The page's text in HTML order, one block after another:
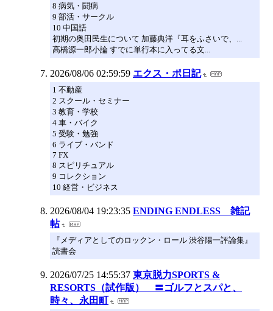
8 病気・闘病
9 部活・サークル
10 中国語
初期の奥田民生について 加藤典洋『耳をふさいで、...
高橋源一郎小論 すでに単行本に入ってる文...
2026/08/06 02:59:59 エクス・ポ日記
1 不動産
2 スクール・セミナー
3 教育・学校
4 車・バイク
5 受験・勉強
6 ライブ・バンド
7 FX
8 スピリチュアル
9 コレクション
10 経営・ビジネス
2026/08/04 19:23:35 ENDING ENDLESS 雑記
帖
『メディアとしてのロックン・ロール 渋谷陽一評論集』
読書会
2026/07/25 14:55:37 東京脱力SPORTS &
RESORTS（試作版） 〓ゴルフとスパと、
時々、永田町